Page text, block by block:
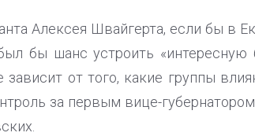
Алексея Швайгерта, если бы в
бы шанс устроить «интересную
зависит от того, какие группы
за первым вице-